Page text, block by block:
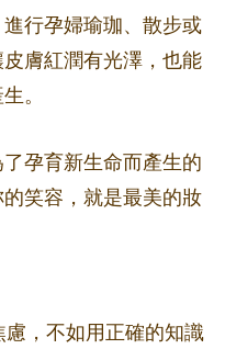
進行孕婦瑜珈、散步或
膚紅潤有光澤，也能
。
孕育新生命而產生的
笑容，就是最美的妝
，不如用正確的知識